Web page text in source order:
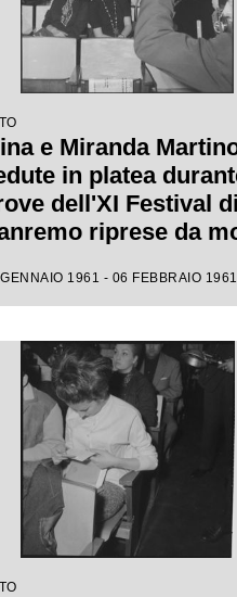
e Miranda
in platea
dell'XI Festival di
riprese da
1961 - 06 FEBBRAIO 1961